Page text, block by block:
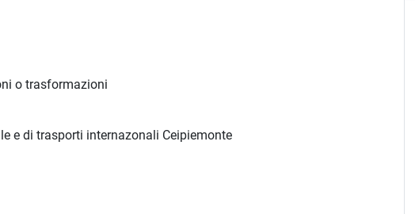
o trasformazioni
e di trasporti internazonali Ceipiemonte